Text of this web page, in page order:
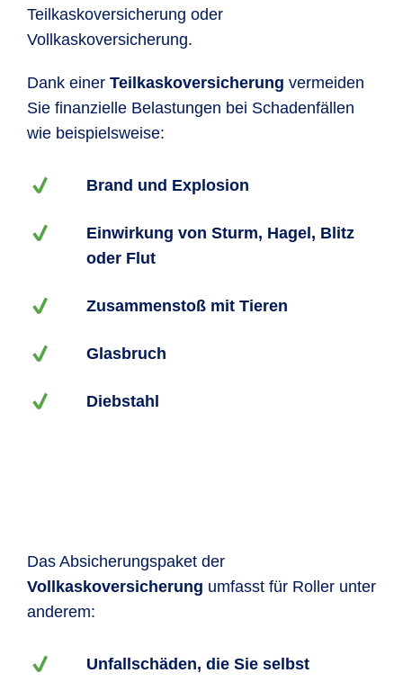
Teilkaskoversicherung oder
Vollkaskoversicherung.
Dank einer Teilkaskoversicherung vermeiden
Sie finanzielle Belastungen bei Schadenfällen
wie beispielsweise:
Brand und Explosion
Einwirkung von Sturm, Hagel, Blitz
oder Flut
Zusammenstoß mit Tieren
Glasbruch
Diebstahl
Das Absicherungspaket der
Vollkaskoversicherung umfasst für Roller unter
anderem:
Unfallschäden, die Sie selbst